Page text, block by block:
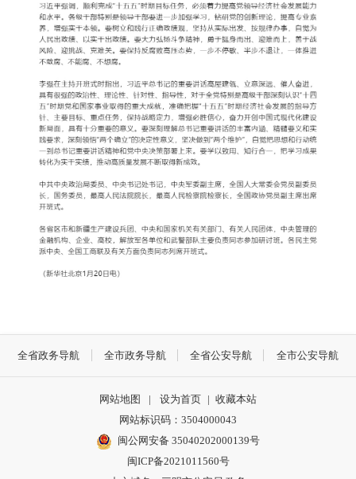
全省政务导航 全市政务导航 全省公安导航 全市公安导航
网站地图 | 设为首页 | 收藏本站
网站标识码：3504000043
闽公网安备 35040202000139号
闽ICP备2021011560号